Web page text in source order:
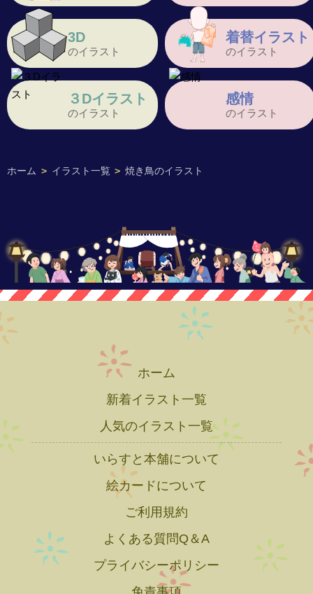
ホーム > イラスト一覧 > 焼き鳥のイラスト
3D
のイラスト
着替イラスト
のイラスト
３Dイラスト
のイラスト
感情
のイラスト
ホーム
新着イラスト一覧
人気のイラスト一覧
いらすと本舗について
絵カードについて
ご利用規約
よくある質問Q＆A
プライバシーポリシー